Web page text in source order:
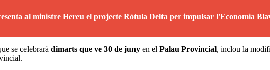
al ministre Hereu el projecte Ròtula Delta per impulsar l'Economia
se celebrarà dimarts que ve 30 de juny en el Palau Provincial, inclou la